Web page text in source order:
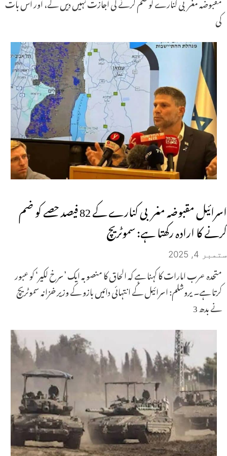
کی
اسرائیل مقبوضہ مغربی کنارے کے 82 فیصد حصے کو ضم
کرنے کا ارادہ رکھتا ہے: سموٹریچ
ستمبر 4, 2025
متحدہ عرب امارات کا کہنا ہے کہ الحاق کا منصوبہ ایک ’سرخ لکیر‘ کو عبور
کرتا ہے۔ یروشلم: اسرائیل کے انتہائی دائیں بازو کے وزیر خزانہ سموٹریچ
نے بدھ 3